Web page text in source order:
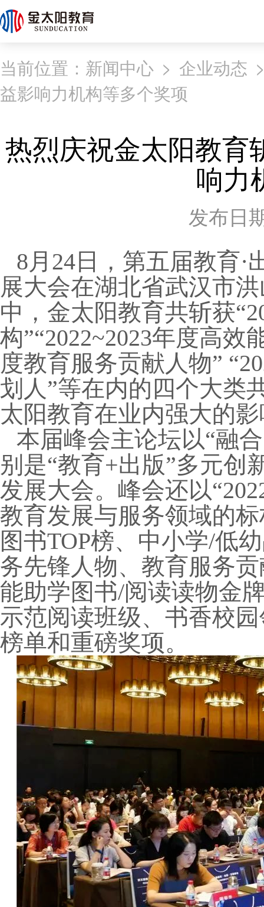
当前位置： 新闻中心 > 企业动态
益影响力机构等多个奖项
热烈庆祝金太阳教育
响力
发布日
8月24日，第五届教育·
展大会在湖北省武汉市
中，金太阳教育共斩获
构”“2022~2023年度高效
度教育服务贡献人物”
划人”等在内的四个大类
太阳教育在业内强大的
本届峰会主论坛以“融
别是“教育+出版”多元创
发展大会。峰会还以
教育发展与服务领域的
图书TOP榜、中小学/低
务先锋人物、教育服务
能助学图书/阅读读物金
示范阅读班级、书香校
榜单和重磅奖项。